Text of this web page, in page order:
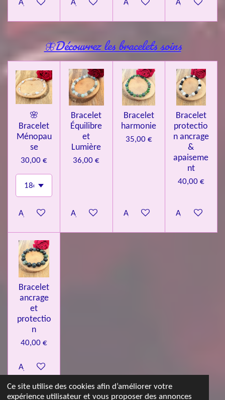
Ce site utilise des cookies afin d’améliorer votre
expérience utilisateur et vous proposer des annonces
Ajouter au panierAjouter au panierAjouter au panierAjouter au
🦋Découvrez les bracelets soins
🌸
Bracelet
Ménopau
se
30,00 €
Ajouter au panier
Bracelet
Équilibre
et
Lumière
36,00 €
Ajouter au panier
Bracelet
harmonie
35,00 €
Ajouter au panier
Bracelet
protectio
n ancrage
&
apaiseme
nt
40,00 €
Ajouter au
Bracelet
ancrage
et
protectio
n
40,00 €
Ajouter au panier